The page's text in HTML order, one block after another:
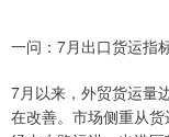
一问：7月出口货运指
7月以来，外贸货运量
在改善。市场侧重从